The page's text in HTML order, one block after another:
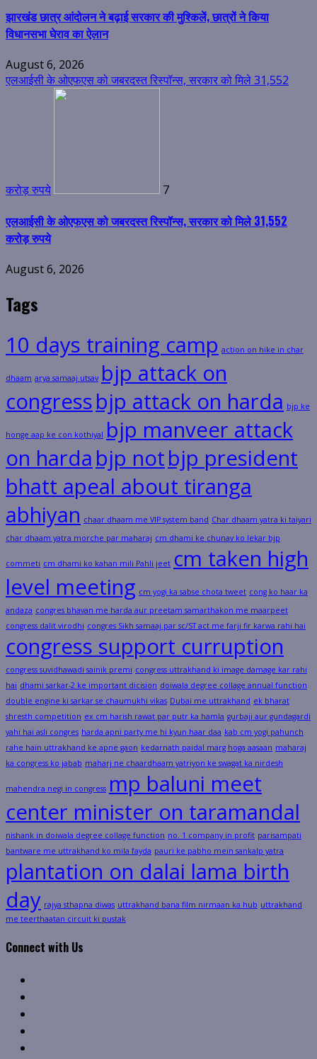
झारखंड छात्र आंदोलन ने बढ़ाई सरकार की मुश्किलें, छात्रों ने किया
विधानसभा घेराव का ऐलान
August 6, 2026
एलआईसी के ओएफएस को जबरदस्त रिस्पॉन्स, सरकार को मिले 31,552
करोड़ रुपये 7
एलआईसी के ओएफएस को जबरदस्त रिस्पॉन्स, सरकार को मिले 31,552
करोड़ रुपये
August 6, 2026
Tags
10 days training camp action on hike in char
dhaam arya samaaj utsav bjp attack on
congressbjp attack on harda bjp ke
honge aap ke con kothiyal bjp manveer attack
on harda bjp notbjp president
bhatt apeal about tiranga
abhiyan chaar dhaam me VIP system band Char dhaam yatra ki taiyari
char dhaam yatra morche par maharaj cm dhami ke chunav ko lekar bjp
commeti cm dhami ko kahan mili Pahli jeet cm taken high
level meeting cm yogi ka sabse chota tweet cong ko haar ka
andaza congres bhavan me harda aur preetam samarthakon me maarpeet
congress dalit virodhi congres Sikh samaaj par sc/ST act me farji fir karwa rahi hai
congress support curruption
congress suvidhawadi sainik premi congress uttrakhand ki image damage kar rahi
hai dhami sarkar-2 ke important dicision doiwala degree collage annual function
double engine ki sarkar se chaumukhi vikas Dubai me uttrakhand ek bharat
shresth competition ex cm harish rawat par putr ka hamla gurbaji aur gundagardi
yahi hai asli congres harda apni party me hi kyun haar daa kab cm yogi pahunch
rahe hain uttrakhand ke apne gaon kedarnath paidal marg hoga aasaan maharaj
ka congress ko jabab maharj ne chaardhaam yatriyon ke swagat ka nirdesh
mahendra negi in congress mp baluni meet
center minister on taramandal
nishank in doiwala degree collage function no. 1 company in profit parisampati
bantware me uttrakhand ko mila fayda pauri ke pabho mein sankalp yatra
plantation on dalai lama birth
day rajya sthapna diwas uttrakhand bana film nirmaan ka hub uttrakhand
me teerthaatan circuit ki pustak
Connect with Us